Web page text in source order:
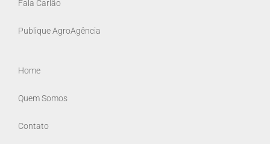
Fala Carlão
Publique AgroAgência
Home
Quem Somos
Contato